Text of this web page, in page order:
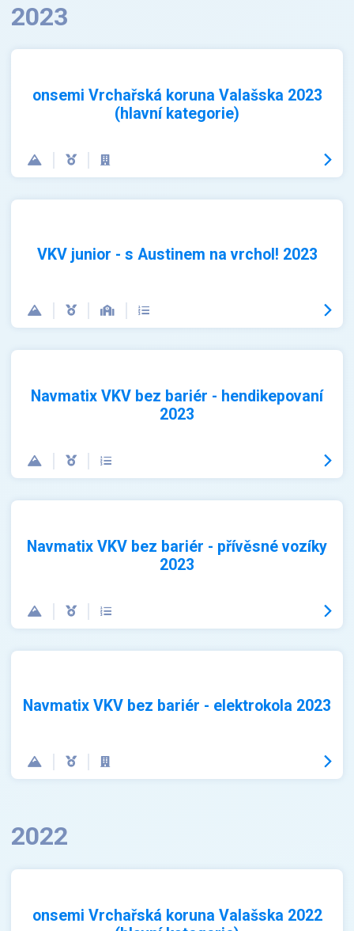
2023
onsemi Vrchařská koruna Valašska 2023
(hlavní kategorie)
VKV junior - s Austinem na vrchol! 2023
Navmatix VKV bez bariér - hendikepovaní
2023
Navmatix VKV bez bariér - přívěsné vozíky
2023
Navmatix VKV bez bariér - elektrokola 2023
2022
onsemi Vrchařská koruna Valašska 2022